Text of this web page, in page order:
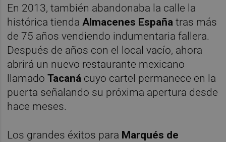
En 2013, también abandonaba la calle la
histórica tienda Almacenes España tras más
de 75 años vendiendo indumentaria fallera.
Después de años con el local vacío, ahora
abrirá un nuevo restaurante mexicano
llamado Tacaná cuyo cartel permanece en la
puerta señalando su próxima apertura desde
hace meses.
Los grandes éxitos para Marqués de